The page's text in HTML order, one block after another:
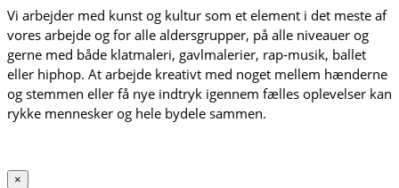
Vi arbejder med kunst og kultur som et element i det meste af
vores arbejde og for alle aldersgrupper, på alle niveauer og
gerne med både klatmaleri, gavlmalerier, rap-musik, ballet
eller hiphop. At arbejde kreativt med noget mellem hænderne
og stemmen eller få nye indtryk igennem fælles oplevelser kan
rykke mennesker og hele bydele sammen.
×